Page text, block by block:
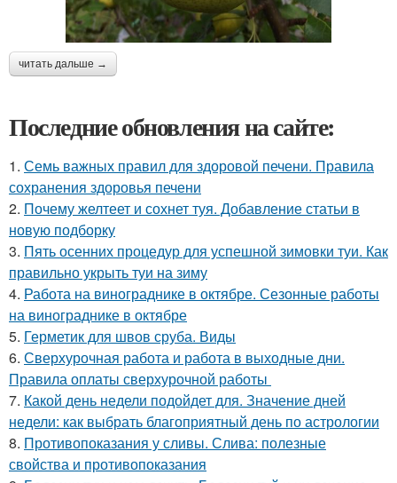
читать дальше →
Последние обновления на сайте:
1. Семь важных правил для здоровой печени. Правила
сохранения здоровья печени
2. Почему желтеет и сохнет туя. Добавление статьи в
новую подборку
3. Пять осенних процедур для успешной зимовки туи. Как
правильно укрыть туи на зиму
4. Работа на винограднике в октябре. Сезонные работы
на винограднике в октябре
5. Герметик для швов сруба. Виды
6. Сверхурочная работа и работа в выходные дни.
Правила оплаты сверхурочной работы
7. Какой день недели подойдет для. Значение дней
недели: как выбрать благоприятный день по астрологии
8. Противопоказания у сливы. Слива: полезные
свойства и противопоказания